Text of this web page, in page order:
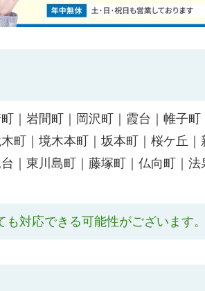
｜岩間町｜岡沢町｜霞台｜帷子
町｜境木本町｜坂本町｜桜ケ丘
｜東川島町｜藤塚町｜仏向町｜
対応できる可能性がございます